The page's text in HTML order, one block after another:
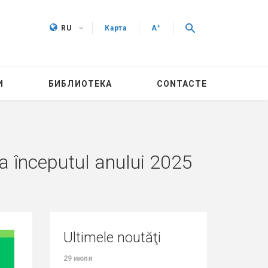
RU Карта A+
БИБЛИОТЕКА CONTACTE
începutul anului 2025
Ultimele noutăţi
29 июля